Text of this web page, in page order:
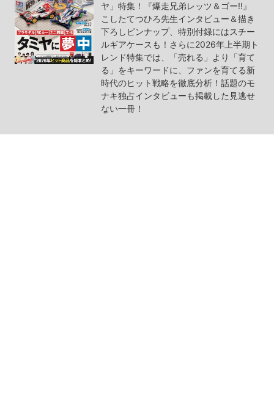
ヤ」特集！『爆走兄弟レッツ＆ゴー!!』
こしたてつひろ先生インタビュー＆描き
下ろしピンナップ、特別付録にはスチー
ルギアケースも！さらに2026年上半期ト
レンド特集では、「売れる」より「育て
る」をキーワードに、ファンを育てる新
時代のヒット戦略を徹底分析！話題のモ
ナキ独占インタビューも掲載した見逃せ
ない一冊！